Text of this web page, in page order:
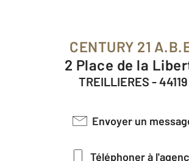
CENTURY 21
2 Place de la
TREILLIERES - 44119
Envoyer un
Téléphoner à